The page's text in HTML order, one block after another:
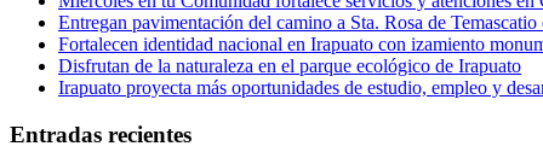
Entregan pavimentación del camino a Sta. Rosa de Temascatio
Fortalecen identidad nacional en Irapuato con izamiento
Disfrutan de la naturaleza en el parque ecológico de Irapuato
Irapuato proyecta más oportunidades de estudio, empleo y
Entradas recientes